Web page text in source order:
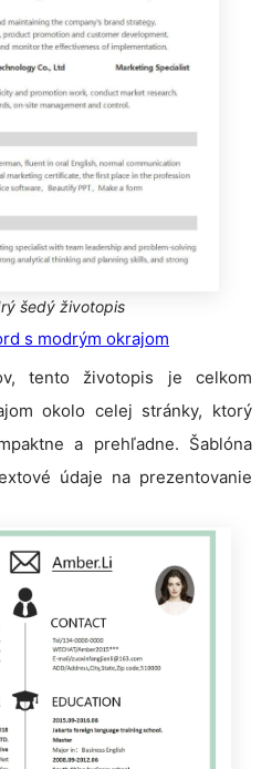
šedý životopis
s modrým okrajom
tento životopis je celkom
okolo celej stránky, ktorý
a prehľadne. Šablóna
údaje na prezentovanie